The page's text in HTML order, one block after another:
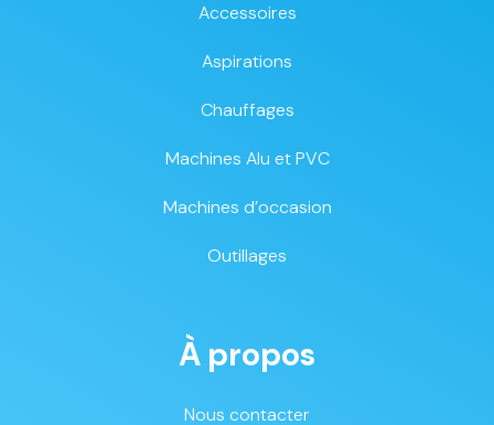
Accessoires
Aspirations
Chauffages
Machines Alu et PVC
Machines d’occasion
Outillages
À propos
Nous contacter